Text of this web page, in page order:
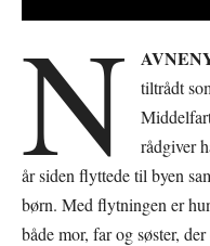
N
tiltrådt
rådgiver
år siden flyttede til byen
børn. Med flytningen er
både mor, far og søster,